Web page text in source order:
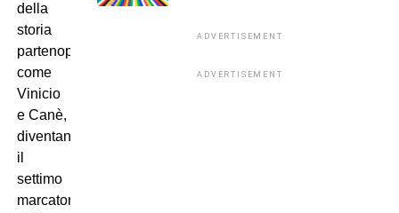
della
storia
partenopea
come
Vinicio
e Canè,
diventando
il
settimo
marcatore
ADVERTISEMENT
ADVERTISEMENT